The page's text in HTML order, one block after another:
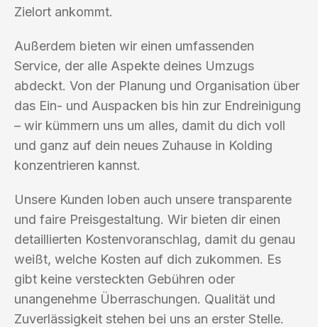
Zielort ankommt.
Außerdem bieten wir einen umfassenden
Service, der alle Aspekte deines Umzugs
abdeckt. Von der Planung und Organisation über
das Ein- und Auspacken bis hin zur Endreinigung
– wir kümmern uns um alles, damit du dich voll
und ganz auf dein neues Zuhause in Kolding
konzentrieren kannst.
Unsere Kunden loben auch unsere transparente
und faire Preisgestaltung. Wir bieten dir einen
detaillierten Kostenvoranschlag, damit du genau
weißt, welche Kosten auf dich zukommen. Es
gibt keine versteckten Gebühren oder
unangenehme Überraschungen. Qualität und
Zuverlässigkeit stehen bei uns an erster Stelle.